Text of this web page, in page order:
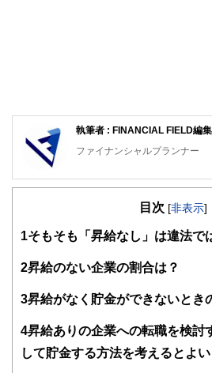
執筆者 : FINANCIAL FIELD編
ファイナンシャルプランナー
FinancialField編集部は、金融
知識がない方でも理解できる
得者を中心に「お金や暮らし」
験者で構成され、企画立案から
護士、税理士、宅地建物取引士
ドバイザー、DCプランナー、
士、行政書士、投資アナリスト
目次 [非表示]
1 そもそも「昇給なし」は違法で
2昇給のない企業の割合は？
3昇給がなく貯金ができないとき
4昇給ありの企業への転職を検討
して貯金する方法を考えるとよい